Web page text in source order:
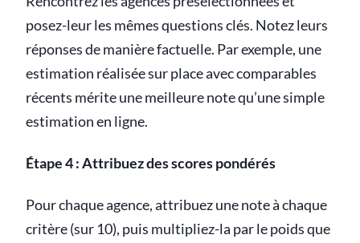
posez-leur les mêmes questions clés. Notez leurs
réponses de manière factuelle. Par exemple, une
estimation réalisée sur place avec comparables
récents mérite une meilleure note qu’une simple
estimation en ligne.
Étape 4 : Attribuez des scores pondérés
Pour chaque agence, attribuez une note à chaque
critère (sur 10), puis multipliez-la par le poids que